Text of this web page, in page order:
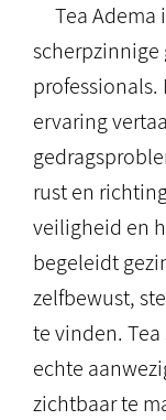
Tea Adema
scherpzinnige
professionals.
ervaring
rust en
veiligheid en
begeleidt
zelfbewust,
te vinden.
echte
zichtbaar te